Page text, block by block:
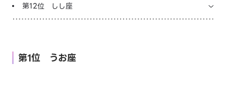
第12位 しし座
第1位 うお座